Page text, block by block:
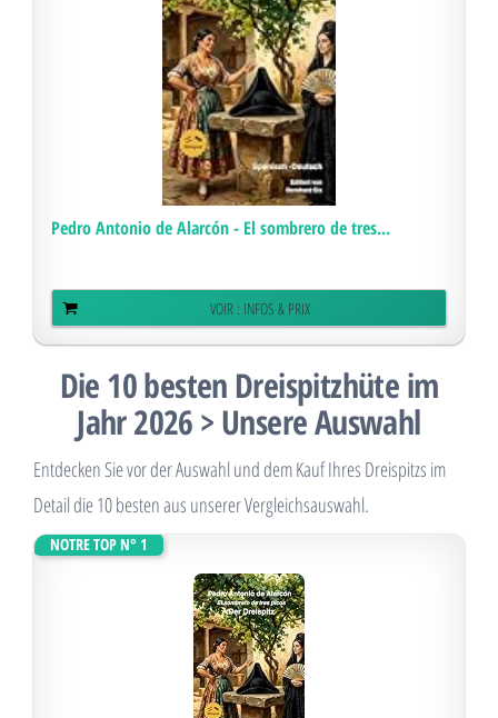
Pedro Antonio de Alarcón - El sombrero de tres...
VOIR : INFOS & PRIX
Die 10 besten Dreispitzhüte im
Jahr 2026 > Unsere Auswahl
Entdecken Sie vor der Auswahl und dem Kauf Ihres Dreispitzs im
Detail die 10 besten aus unserer Vergleichsauswahl.
NOTRE TOP N° 1